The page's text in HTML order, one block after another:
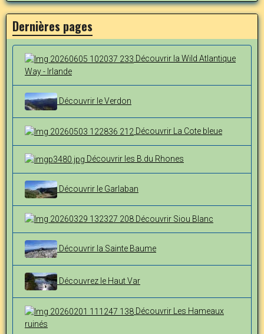
Dernières pages
Découvrir la Wild Atlantique
Way - Irlande
Découvrir le Verdon
Découvrir La Cote bleue
Découvrir les B.du Rhones
Découvrir le Garlaban
Découvrir Siou Blanc
Découvrir la Sainte Baume
Découvrez le Haut Var
Découvrir Les Hameaux
ruinés